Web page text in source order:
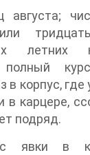
августа;
летних
полный
в корпус, где
в карцере,
подряд.
явки в